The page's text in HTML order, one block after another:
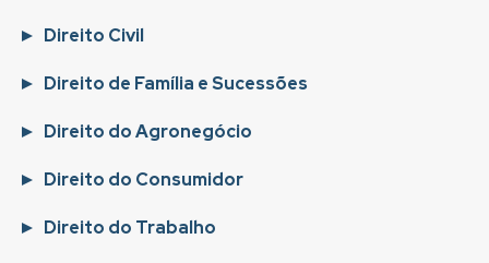
Direito Civil
Direito de Família e Sucessões
Direito do Agronegócio
Direito do Consumidor
Direito do Trabalho